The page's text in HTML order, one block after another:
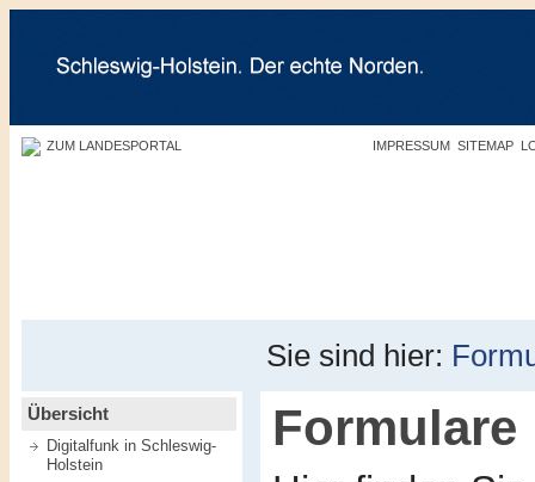
ZUM LANDESPORTAL IMPRESSUM SITEMAP
Sie sind hier:
Übersicht
Digitalfunk in Schleswig-
Holstein
Formulare